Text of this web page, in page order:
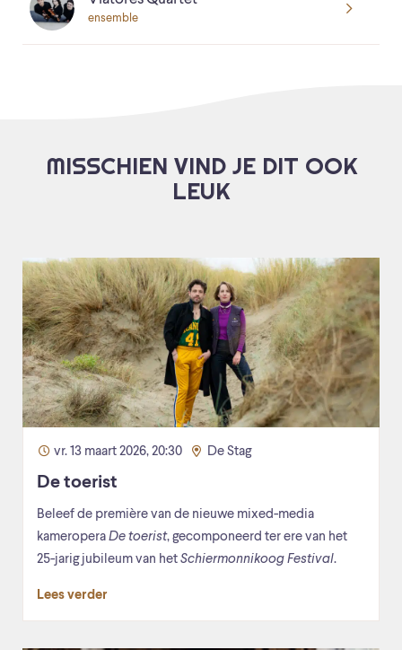
ensemble
MISSCHIEN VIND JE DIT OOK
LEUK
vr. 13 maart 2026, 20:30 De Stag
De toerist
Beleef de première van de nieuwe mixed-media
kameropera De toerist, gecomponeerd ter ere van het
25-jarig jubileum van het Schiermonnikoog Festival.
Lees verder